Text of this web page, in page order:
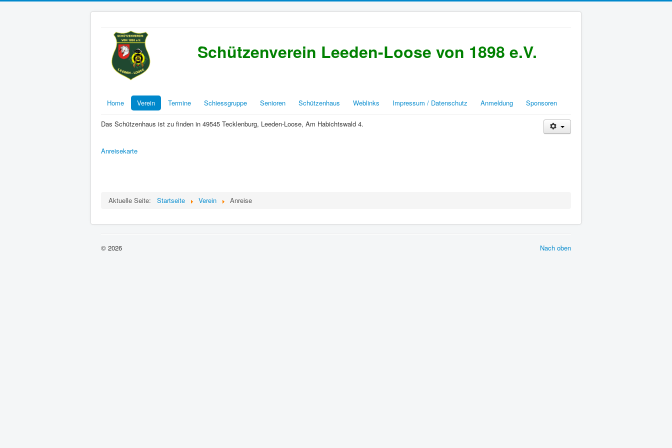
Schützenverein Leeden-Loose von 1898 e.V.
Home Verein Termine Schiessgruppe Senioren Schützenhaus Weblinks Impressum / Datenschutz Anmeldung Sponsoren
Das Schützenhaus ist zu finden in 49545 Tecklenburg, Leeden-Loose, Am Habichtswald 4.
Anreisekarte
Aktuelle Seite: Startseite Verein Anreise
Nach oben
© 2026